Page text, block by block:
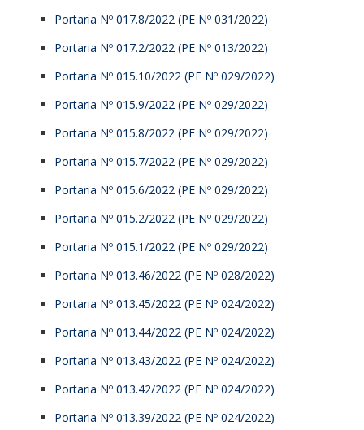
Portaria Nº 017.8/2022 (PE Nº 031/2022)
Portaria Nº 017.2/2022 (PE Nº 013/2022)
Portaria Nº 015.10/2022 (PE Nº 029/2022)
Portaria Nº 015.9/2022 (PE Nº 029/2022)
Portaria Nº 015.8/2022 (PE Nº 029/2022)
Portaria Nº 015.7/2022 (PE Nº 029/2022)
Portaria Nº 015.6/2022 (PE Nº 029/2022)
Portaria Nº 015.2/2022 (PE Nº 029/2022)
Portaria Nº 015.1/2022 (PE Nº 029/2022)
Portaria Nº 013.46/2022 (PE Nº 028/2022)
Portaria Nº 013.45/2022 (PE Nº 024/2022)
Portaria Nº 013.44/2022 (PE Nº 024/2022)
Portaria Nº 013.43/2022 (PE Nº 024/2022)
Portaria Nº 013.42/2022 (PE Nº 024/2022)
Portaria Nº 013.39/2022 (PE Nº 024/2022)